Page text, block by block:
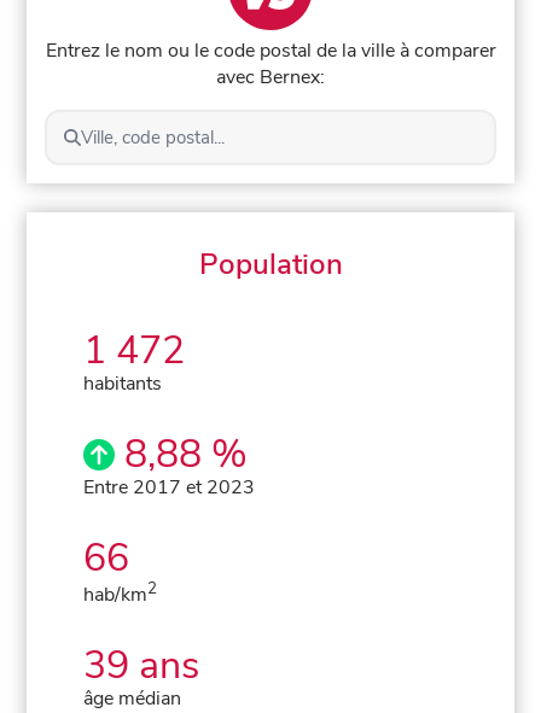
Entrez le nom ou le code postal de la ville à comparer
avec Bernex:
Ville, code postal...
Population
1 472
habitants
8,88 %
Entre 2017 et 2023
66
hab/km2
39 ans
âge médian